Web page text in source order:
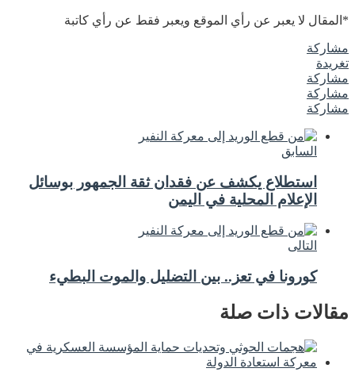
*المقال لا يعبر عن رأي الموقع ويعبر فقط عن رأي كاتبة
مشاركة
تغريدة
مشاركة
مشاركة
مشاركة
السابق
استطلاع يكشف عن فقدان ثقة الجمهور بوسائل
الإعلام المحلية في اليمن
التالى
كورونا في تعز.. بين التضليل والموت البطيء
مقالات ذات صلة